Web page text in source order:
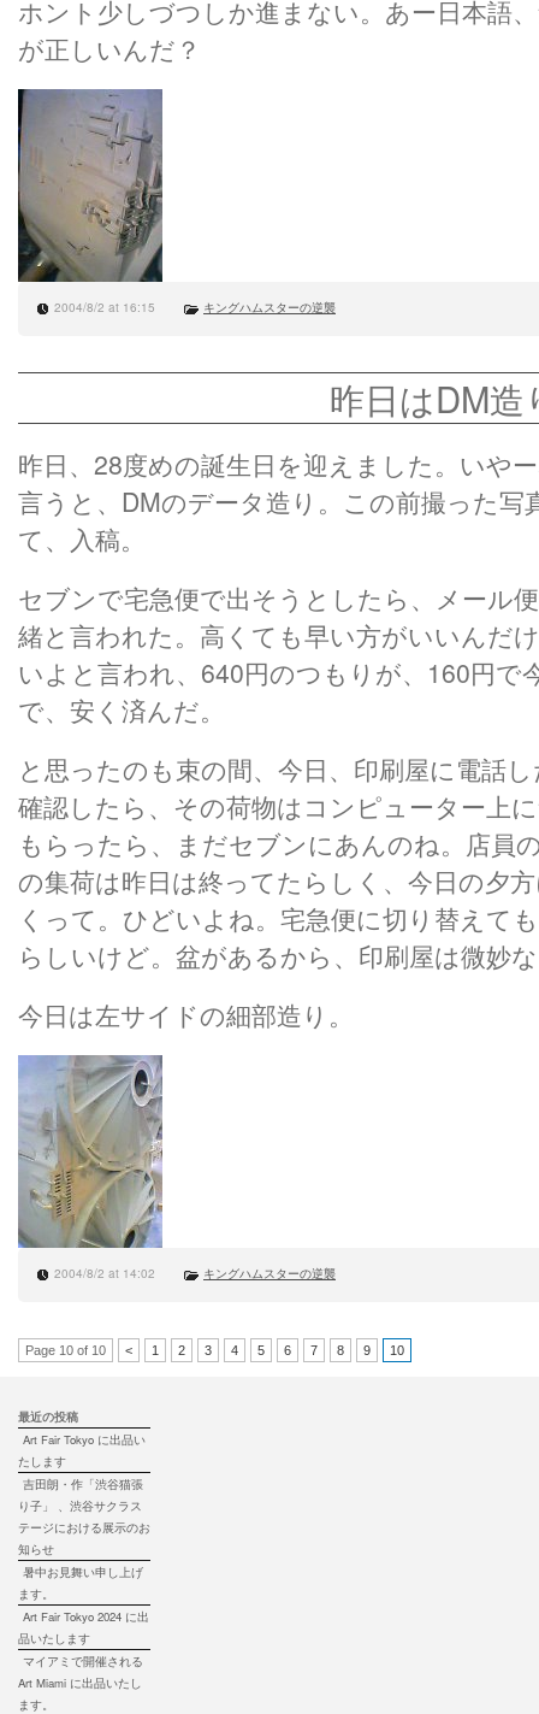
ホント少しづつしか進まない。あー日本語
が正しいんだ？
2004/8/2 at 16:15 キングハムスターの逆襲
昨日はDM造
昨日、28度めの誕生日を迎えました。いや
言うと、DMのデータ造り。この前撮った
て、入稿。
セブンで宅急便で出そうとしたら、メール
緒と言われた。高くても早い方がいいんだ
いよと言われ、640円のつもりが、160円で
で、安く済んだ。
と思ったのも束の間、今日、印刷屋に電話
確認したら、その荷物はコンピューター上
もらったら、まだセブンにあんのね。店員
の集荷は昨日は終ってたらしく、今日の夕
くって。ひどいよね。宅急便に切り替えて
らしいけど。盆があるから、印刷屋は微妙
今日は左サイドの細部造り。
2004/8/2 at 14:02 キングハムスターの逆襲
Page 10 of 10 < 1 2 3 4 5 6 7 8 9 10
最近の投稿
Art Fair Tokyo に出品い
たします
吉田朗・作「渋谷猫張
り子」 、渋谷サクラス
テージにおける展示のお
知らせ
暑中お見舞い申し上げ
ます。
Art Fair Tokyo 2024 に出
品いたします
マイアミで開催される
Art Miami に出品いたし
ます。